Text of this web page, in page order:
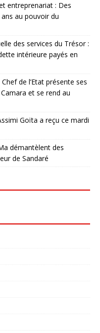
entreprenariat : Des
au pouvoir du
des services du Trésor :
intérieure payés en
de l’Etat présente ses
et se rend au
Goïta a reçu ce mardi
démantèlent des
de Sandaré